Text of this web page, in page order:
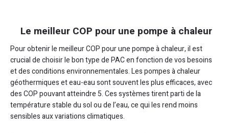
Le meilleur COP pour une pompe à chaleur
Pour obtenir le meilleur COP pour une pompe à chaleur, il est
crucial de choisir le bon type de PAC en fonction de vos besoins
et des conditions environnementales. Les pompes à chaleur
géothermiques et eau-eau sont souvent les plus efficaces, avec
des COP pouvant atteindre 5. Ces systèmes tirent parti de la
température stable du sol ou de l’eau, ce qui les rend moins
sensibles aux variations climatiques.